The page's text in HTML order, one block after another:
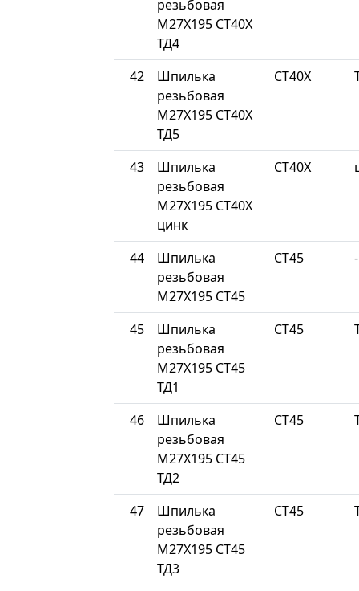
резьбовая
М27Х195 СТ40Х
ТД4
42
Шпилька
резьбовая
М27Х195 СТ40Х
ТД5
СТ40Х
43
Шпилька
резьбовая
М27Х195 СТ40Х
цинк
СТ40Х
44
Шпилька
резьбовая
М27Х195 СТ45
СТ45 -
45
Шпилька
резьбовая
М27Х195 СТ45
ТД1
СТ45
46
Шпилька
резьбовая
М27Х195 СТ45
ТД2
СТ45
47
Шпилька
резьбовая
М27Х195 СТ45
ТД3
СТ45